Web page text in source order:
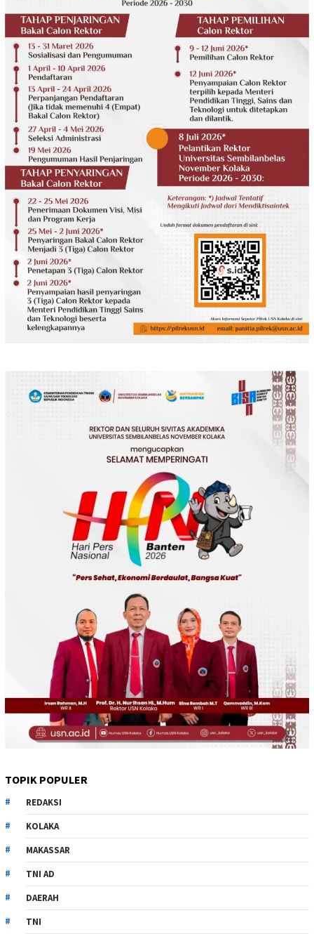
TOPIK POPULER
REDAKSI
KOLAKA
MAKASSAR
TNI AD
DAERAH
TNI